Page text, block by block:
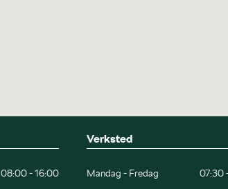
08:00 - 16:00
Verksted
Mandag - Fredag 07:30